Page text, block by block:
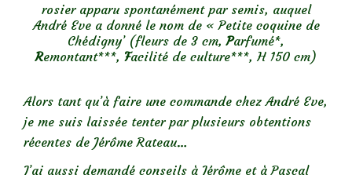
rosier apparu spontanément par semis, auquel
André Eve a donné le nom de « Petite coquine de
Chédigny’ (fleurs de 3 cm,Parfumé*,
Remontant***, Facilité de culture***, H 150 cm)
Alors tant qu’à faire une commande chez André Eve,
je me suis laissée tenter par plusieurs obtentions
récentes de Jérôme Rateau…
J’ai aussi demandé conseils à Jérôme et à Pascal